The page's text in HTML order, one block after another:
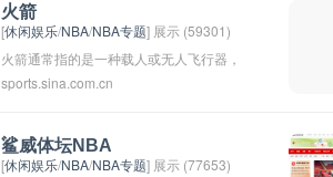
火箭
[休闲娱乐/NBA/NBA专题] 展示 (59301)
火箭通常指的是一种载人或无人飞行器，
可以通过燃料喷射产生动力，并在太空中
空探测器以及载人飞船等任务。火箭技术
在航空航天领域发挥着重要作用，是人类
sports.sina.com.cn
鲨威体坛NBA
[休闲娱乐/NBA/NBA专题] 展示 (77653)